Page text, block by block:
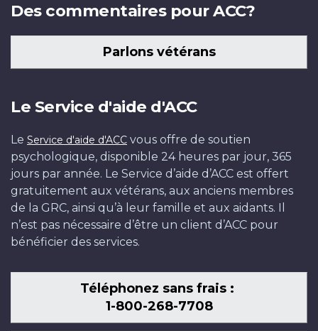
Des commentaires pour ACC?
Parlons vétérans
Le Service d'aide d'ACC
Le Service d'aide d'ACC vous offre de soutien
psychologique, disponible 24 heures par jour, 365
jours par année. Le Service d’aide d’ACC est offert
gratuitement aux vétérans, aux anciens membres
de la GRC, ainsi qu’à leur famille et aux aidants. Il
n’est pas nécessaire d’être un client d’ACC pour
bénéficier des services.
Téléphonez sans frais :
1-800-268-7708